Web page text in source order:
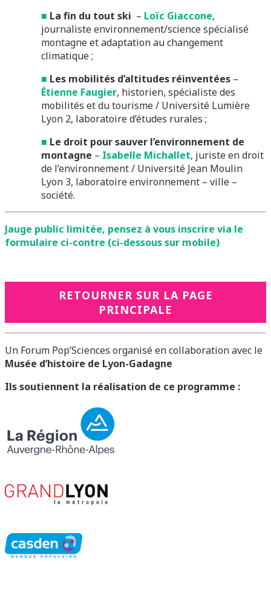
■ La fin du tout ski – Loïc Giaccone,
journaliste environnement/science spécialisé
montagne et adaptation au changement
climatique ;
■ Les mobilités d’altitudes réinventées –
Étienne Faugier, historien, spécialiste des
mobilités et du tourisme / Université Lumière
Lyon 2, laboratoire d’études rurales ;
■ Le droit pour sauver l’environnement de
montagne – Isabelle Michallet, juriste en droit
de l’environnement / Université Jean Moulin
Lyon 3, laboratoire environnement – ville –
société.
Jauge public limitée, pensez à vous inscrire via le
formulaire ci-contre (ci-dessous sur mobile)
RETOURNER SUR LA PAGE
PRINCIPALE
Un Forum Pop’Sciences organisé en collaboration avec le
Musée d’histoire de Lyon-Gadagne
Ils soutiennent la réalisation de ce programme :